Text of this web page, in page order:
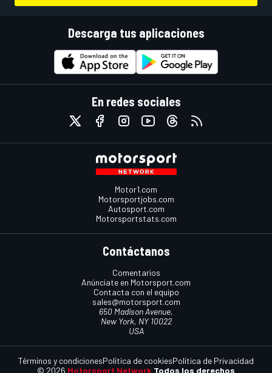
Descarga tus aplicaciones
En redes sociales
Motor1.com
Motorsportjobs.com
Autosport.com
Motorsportstats.com
Contáctanos
Comentarios
Anúnciate en Motorsport.com
Contacta con el equipo
sales@motorsport.com
650 Madison Avenue,
New York, NY 10022
USA
© 2026 Motorsport Network Todos los derechos
Términos y condicionesPolítica de cookiesPolítica de Privacidad